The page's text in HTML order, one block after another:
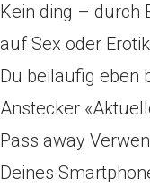
Kein ding – durch
auf Sex oder
Du beilaufig eben
Anstecker
Pass away
Deines